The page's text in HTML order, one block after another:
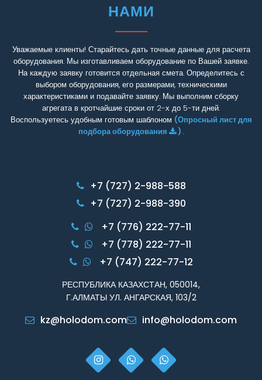
НАМИ
Уважаемые клиенты! Старайтесь дать точные данные для расчета
оборудования. Мы изготавливаем оборудование по Вашей заявке.
На каждую заявку готовится отдельная смета. Определитесь с
выбором оборудования, его размерами, техническими
характеристиками и подавайте заявку. Мы выполним сборку
агрегата в кротчайшие сроки от 2-х до 5-ти дней.
Воспользуетесь удобным готовым шаблоном (Опросный лист для
подбора оборудования
) .
+7 (727) 2-988-588
+7 (727) 2-988-390
+7 (776) 222-77-11
+7 (778) 222-77-11
+7 (747) 222-77-12
РЕСПУБЛИКА КАЗАХСТАН, 050014,
Г.АЛМАТЫ УЛ. АНГАРСКАЯ, 103/2
kz@holodom.com info@holodom.com